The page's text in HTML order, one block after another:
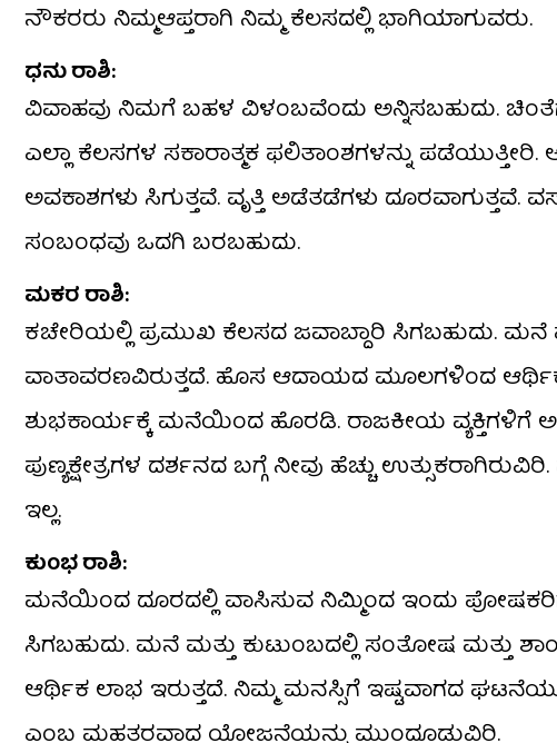
ನೌಕರರು ನಿಮ್ಮ‌ಆಪ್ತರಾಗಿ ನಿಮ್ಮ ಕೆಲಸದಲ್ಲಿ ಭಾಗಿಯಾಗುವರು.
ಧನು ರಾಶಿ:
ವಿವಾಹವು ನಿಮಗೆ ಬಹಳ ವಿಳಂಬವೆಂದು ಅನ್ನಿಸಬಹುದು.
ಎಲ್ಲಾ ಕೆಲಸಗಳ ಸಕಾರಾತ್ಮಕ ಫಲಿತಾಂಶಗಳನ್ನು
ಅವಕಾಶಗಳು ಸಿಗುತ್ತವೆ. ವೃತ್ತಿ ಅಡೆತಡೆಗಳು
ಸಂಬಂಧವು ಒದಗಿ ಬರಬಹುದು.
ಮಕರ ರಾಶಿ:
ಕಚೇರಿಯಲ್ಲಿ ಪ್ರಮುಖ ಕೆಲಸದ ಜವಾಬ್ದಾರಿ ಸಿಗಬಹುದು. ಮನೆ
ವಾತಾವರಣವಿರುತ್ತದೆ. ಹೊಸ ಆದಾಯದ ಮೂಲಗಳಿಂದ
ಶುಭಕಾರ್ಯಕ್ಕೆ ಮನೆಯಿಂದ ಹೊರಡಿ. ರಾಜಕೀಯ
ಪುಣ್ಯಕ್ಷೇತ್ರಗಳ ದರ್ಶನದ ಬಗ್ಗೆ ನೀವು ಹೆಚ್ಚು
ಇಲ್ಲ.
ಕುಂಭ ರಾಶಿ:
ಮನೆಯಿಂದ ದೂರದಲ್ಲಿ ವಾಸಿಸುವ ನಿಮ್ಮಿಂದ ಇಂದು
ಸಿಗಬಹುದು. ಮನೆ ಮತ್ತು ಕುಟುಂಬದಲ್ಲಿ ಸಂತೋಷ
ಆರ್ಥಿಕ ಲಾಭ ಇರುತ್ತದೆ. ನಿಮ್ಮ ಮನಸ್ಸಿಗೆ ಇಷ್ಟವಾಗದ